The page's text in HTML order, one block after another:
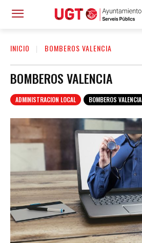
INICIO BOMBEROS VALENCIA
BOMBEROS VALENCIA
ADMINISTRACION LOCAL BOMBEROS VALENCIA